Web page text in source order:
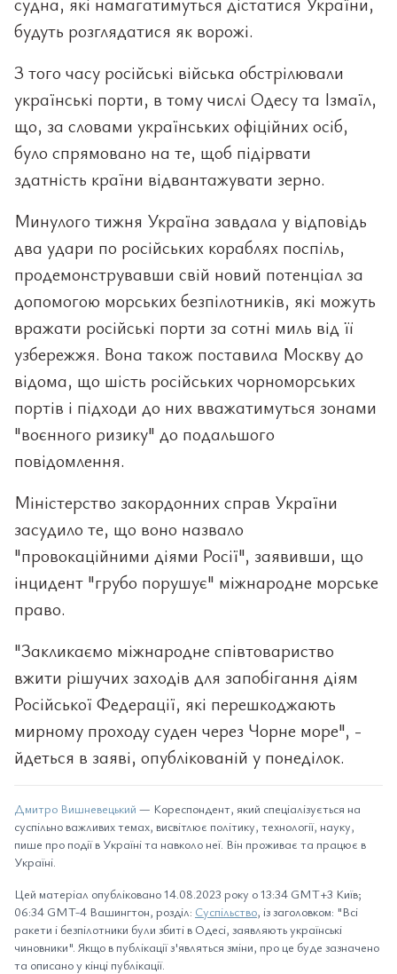
будуть розглядатися як ворожі.
З того часу російські війська обстрілювали
українські порти, в тому числі Одесу та Ізмаїл,
що, за словами українських офіційних осіб,
було спрямовано на те, щоб підірвати
здатність країни відвантажувати зерно.
Минулого тижня Україна завдала у відповідь
два удари по російських кораблях поспіль,
продемонструвавши свій новий потенціал за
допомогою морських безпілотників, які можуть
вражати російські порти за сотні миль від її
узбережжя. Вона також поставила Москву до
відома, що шість російських чорноморських
портів і підходи до них вважатимуться зонами
"воєнного ризику" до подальшого
повідомлення.
Міністерство закордонних справ України
засудило те, що воно назвало
"провокаційними діями Росії", заявивши, що
інцидент "грубо порушує" міжнародне морське
право.
"Закликаємо міжнародне співтовариство
вжити рішучих заходів для запобігання діям
Російської Федерації, які перешкоджають
мирному проходу суден через Чорне море", -
йдеться в заяві, опублікованій у понеділок.
Дмитро Вишневецький — Кореспондент, який спеціалізується на
суспільно важливих темах, висвітлює політику, технології, науку,
пише про події в Україні та навколо неї. Він проживає та працює в
Україні.
Цей матеріал опубліковано 14.08.2023 року о 13:34 GMT+3 Київ;
06:34 GMT-4 Вашингтон, розділ: Суспільство, із заголовком: "Всі
ракети і безпілотники були збиті в Одесі, заявляють українські
чиновники". Якщо в публікації з'являться зміни, про це буде зазначено
та описано у кінці публікації.